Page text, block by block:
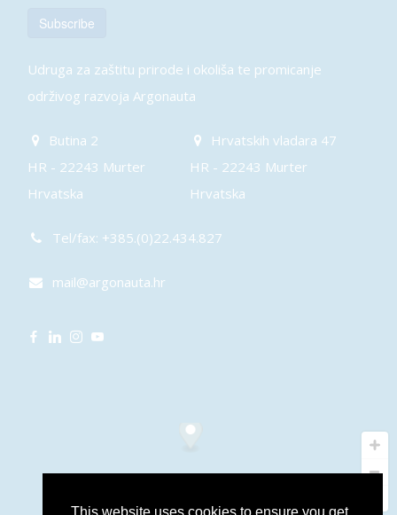
Subscribe
Udruga za zaštitu prirode i okoliša te promicanje
održivog razvoja Argonauta
Butina 2
HR - 22243 Murter
Hrvatska
Hrvatskih vladara 47
HR - 22243 Murter
Hrvatska
Tel/fax: +385.(0)22.434.827
mail@argonauta.hr